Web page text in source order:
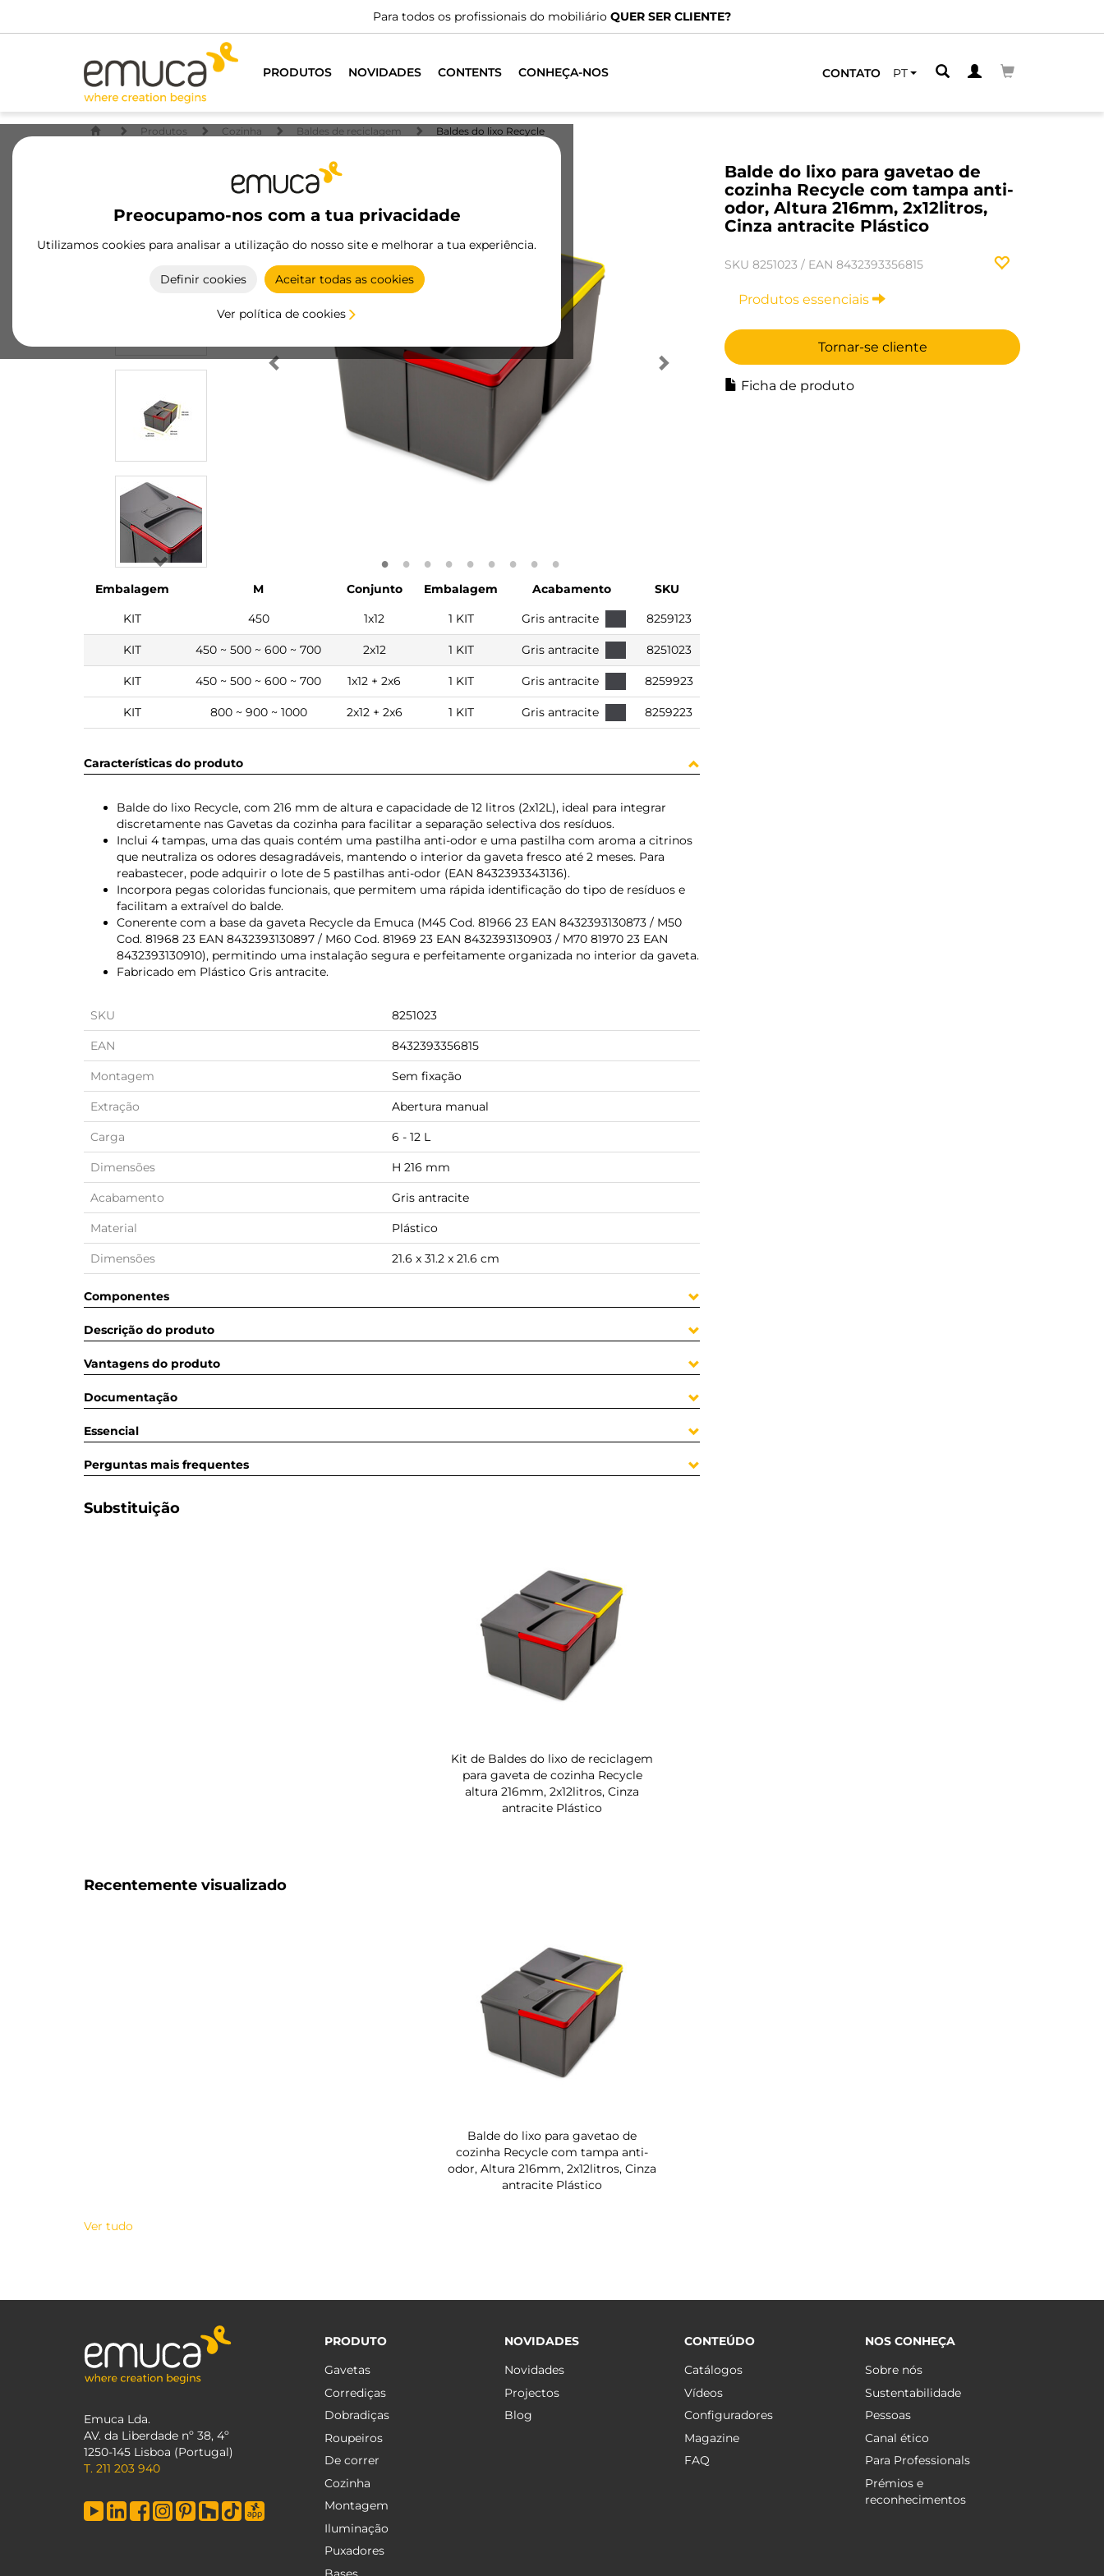
Para todos os profissionais do mobiliárioQUER SER CLIENTE?
PRODUTOS NOVIDADES CONTENTS CONHEÇA-NOS CONTATO PT
Preocupamo-nos com a tua privacidade
Utilizamos cookies para analisar a utilização do nosso site e melhorar a tua experiência.
Definir cookies Aceitar todas as cookies
Ver política de cookies
Produtos Cozinha Baldes de reciclagem Baldes do lixo Recycle
Balde do lixo para gavetao de
cozinha Recycle com tampa anti-
odor, Altura 216mm, 2x12litros,
Cinza antracite Plástico
SKU 8251023 / EAN 8432393356815
Produtos essenciais
Tornar-se cliente
Ficha de produto
Embalagem M Conjunto Embalagem Acabamento
SKU
KIT
450 1x12 1 KIT Gris antracite 8259123
KIT 450 ~ 500 ~ 600 ~ 700 2x12 1 KIT Gris antracite 8251023
KIT 450 ~ 500 ~ 600 ~ 700 1x12 + 2x6 1 KIT Gris antracite 8259923
KIT 800 ~ 900 ~ 1000 2x12 + 2x6 1 KIT Gris antracite 8259223
Características do produto
Balde do lixo Recycle, com 216 mm de altura e capacidade de 12 litros (2x12L), ideal para integrar
discretamente nas Gavetas da cozinha para facilitar a separação selectiva dos resíduos.
Inclui 4 tampas, uma das quais contém uma pastilha anti-odor e uma pastilha com aroma a citrinos
que neutraliza os odores desagradáveis, mantendo o interior da gaveta fresco até 2 meses. Para
reabastecer, pode adquirir o lote de 5 pastilhas anti-odor (EAN 8432393343136).
Incorpora pegas coloridas funcionais, que permitem uma rápida identificação do tipo de resíduos e
facilitam a extraível do balde.
Conerente com a base da gaveta Recycle da Emuca (M45 Cod. 81966 23 EAN 8432393130873 / M50
Cod. 81968 23 EAN 8432393130897 / M60 Cod. 81969 23 EAN 8432393130903 / M70 81970 23 EAN
8432393130910), permitindo uma instalação segura e perfeitamente organizada no interior da gaveta.
Fabricado em Plástico Gris antracite.
SKU 8251023
EAN 8432393356815
Montagem Sem fixação
Extração Abertura manual
Carga 6 - 12 L
Dimensões H 216 mm
Acabamento Gris antracite
Material Plástico
Dimensões 21.6 x 31.2 x 21.6 cm
Componentes
Descrição do produto
Vantagens do produto
Documentação
Essencial
Perguntas mais frequentes
Substituição
Kit de Baldes do lixo de reciclagem
para gaveta de cozinha Recycle
altura 216mm, 2x12litros, Cinza
antracite Plástico
Recentemente visualizado
Balde do lixo para gavetao de
cozinha Recycle com tampa anti-
odor, Altura 216mm, 2x12litros, Cinza
antracite Plástico
Ver tudo
Emuca Lda.
AV. da Liberdade nº 38, 4º
1250-145 Lisboa (Portugal)
T. 211 203 940
PRODUTO
Gavetas
Corrediças
Dobradiças
Roupeiros
De correr
Cozinha
Montagem
Iluminação
Puxadores
NOVIDADES
Novidades
Projectos
Blog
CONTEÚDO
Catálogos
Vídeos
Configuradores
Magazine
FAQ
NOS CONHEÇA
Sobre nós
Sustentabilidade
Pessoas
Canal ético
Para Professionals
Prémios e
reconhecimentos